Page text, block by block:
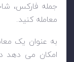
جمله فارکس،
معامله کنید.
به عنوان یک
امکان می دهد